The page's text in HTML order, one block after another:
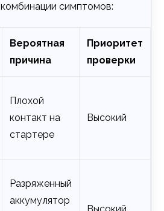
симптомов:
Вероятная
причина
Приоритет
проверки
Плохой
контакт на
стартере
Высокий
Разряженный
аккумулятор